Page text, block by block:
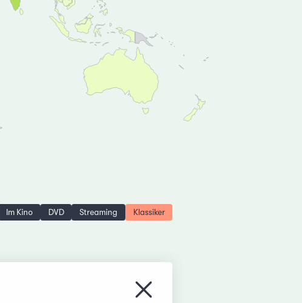
Im Kino DVD Streaming Klassiker
Menü schliessen